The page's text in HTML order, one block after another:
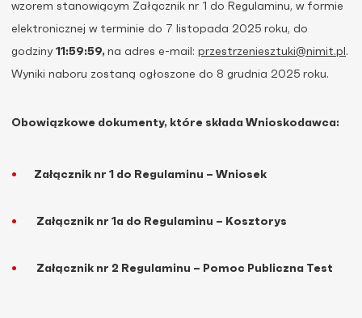
wzorem stanowiącym Załącznik nr 1 do Regulaminu, w formie
elektronicznej w terminie do 7 listopada 2025 roku, do
godziny 11:59:59, na adres e-mail: przestrzeniesztuki@nimit.pl .
Wyniki naboru zostaną ogłoszone do 8 grudnia 2025 roku.
Obowiązkowe dokumenty, które składa Wnioskodawca:
Załącznik nr 1 do Regulaminu – Wniosek
Załącznik nr 1a do Regulaminu – Kosztorys
Załącznik nr 2 Regulaminu – Pomoc Publiczna Test